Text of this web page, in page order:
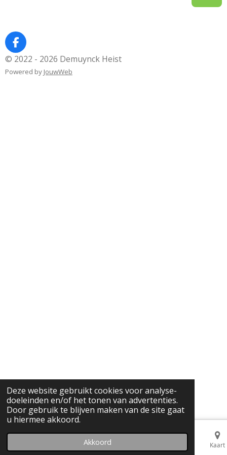
Deze website gebruikt cookies voor analyse-
doeleinden en/of het tonen van advertenties.
Door gebruik te blijven maken van de site gaat
u hiermee akkoord.
Akkoord
F
a
c
e
© 2022 - 2026 Demuynck Heist
Powered by JouwWeb
Telefoonnummer Kaart